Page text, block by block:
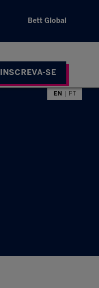
Bett Global
INSCREVA-SE
EN PT